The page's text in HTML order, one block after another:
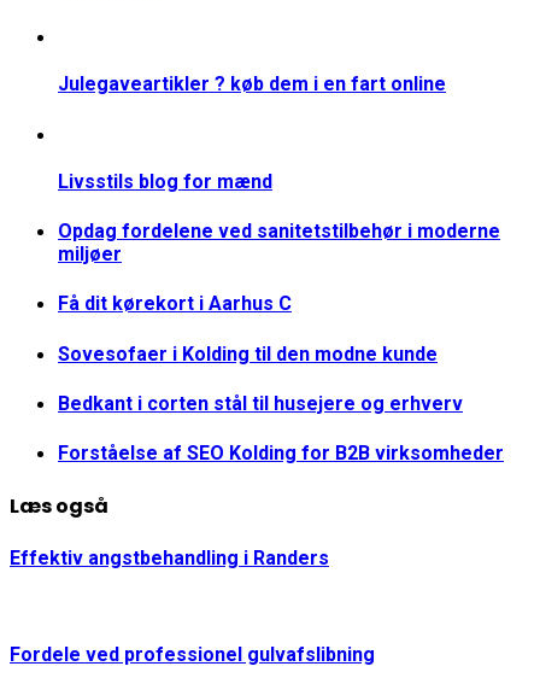
Julegaveartikler ? køb dem i en fart online
Livsstils blog for mænd
Opdag fordelene ved sanitetstilbehør i moderne
miljøer
Få dit kørekort i Aarhus C
Sovesofaer i Kolding til den modne kunde
Bedkant i corten stål til husejere og erhverv
Forståelse af SEO Kolding for B2B virksomheder
Læs også
Effektiv angstbehandling i Randers
Fordele ved professionel gulvafslibning